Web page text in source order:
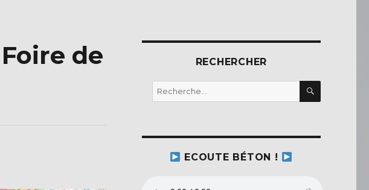
de
RECHERCHER
Recherche
pour :
ECOUTE BÉTON !